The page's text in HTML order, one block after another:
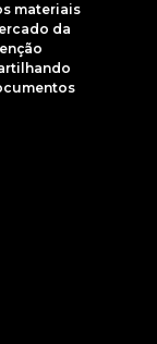
materiais
da